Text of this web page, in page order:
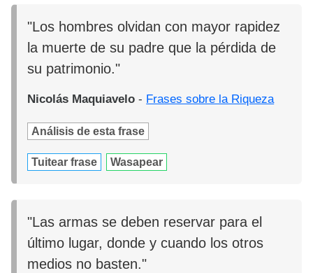
"Los hombres olvidan con mayor rapidez
la muerte de su padre que la pérdida de
su patrimonio."
Nicolás Maquiavelo - Frases sobre la Riqueza
Análisis de esta frase
Tuitear frase Wasapear
"Las armas se deben reservar para el
último lugar, donde y cuando los otros
medios no basten."